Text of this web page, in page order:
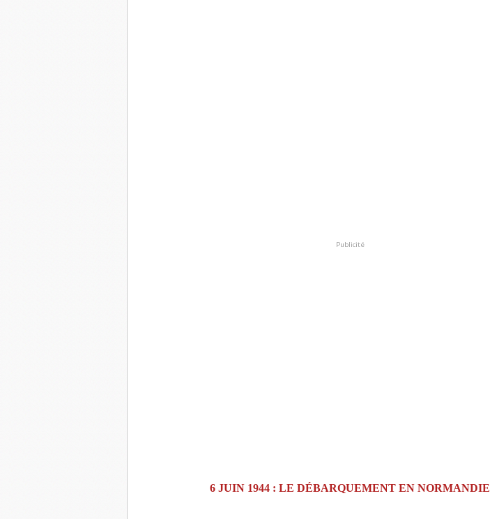
Publicité
6 JUIN 1944 : LE DÉBARQUEMENT EN NORMANDIE